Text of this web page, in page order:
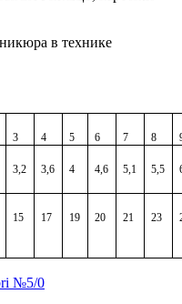
в технике
3 4 5 6 7 8
3,2 3,6 4 4,6 5,1 5,5
15 17 19 20 21 23